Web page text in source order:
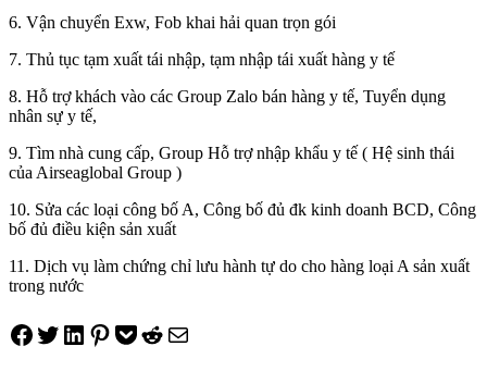
6. Vận chuyển Exw, Fob khai hải quan trọn gói
7. Thủ tục tạm xuất tái nhập, tạm nhập tái xuất hàng y tế
8. Hỗ trợ khách vào các Group Zalo bán hàng y tế, Tuyển dụng
nhân sự y tế,
9. Tìm nhà cung cấp, Group Hỗ trợ nhập khẩu y tế ( Hệ sinh thái
của Airseaglobal Group )
10. Sửa các loại công bố A, Công bố đủ đk kinh doanh BCD, Công
bố đủ điều kiện sản xuất
11. Dịch vụ làm chứng chỉ lưu hành tự do cho hàng loại A sản xuất
trong nước
Share on Facebook
Tweet on Twitter
Share on LinkedIn
Pin on Pinterest
Save to pocket
Share on Reddit
Share via Email